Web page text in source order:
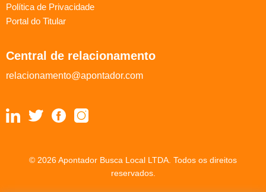
Política de Privacidade
Portal do Titular
Central de relacionamento
relacionamento@apontador.com
© 2026 Apontador Busca Local LTDA. Todos os direitos
reservados.